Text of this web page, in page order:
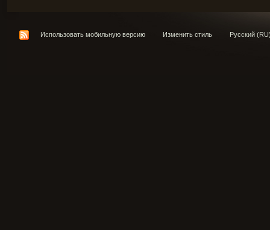
Использовать мобильную версию Изменить стиль Русский